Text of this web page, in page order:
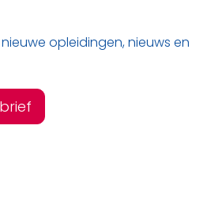
opleidingen, nieuws en